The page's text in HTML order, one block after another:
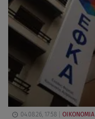
04.08.26, 17:58 ΟΙΚΟΝΟΜΙΑ